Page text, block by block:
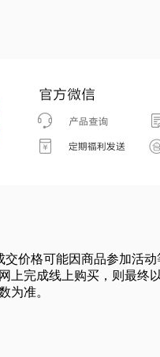
价格可能因商品参加活
完成线上购买，则最终
为准。